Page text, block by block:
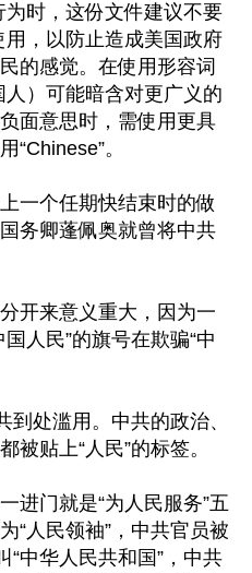
时，这份文件建议不要
用，以防止造成美国政府
的感觉。在使用形容词
人）可能暗含对更广义的
面意思时，需使用更具
“Chinese”。
一个任期快结束时的做
务卿蓬佩奥就曾将中共
开来意义重大，因为一
人民”的旗号在欺骗“中
到处滥用。中共的政治、
被贴上“人民”的标签。
进门就是“为人民服务”五
“人民领袖”，中共官员被
“中华人民共和国”，中共